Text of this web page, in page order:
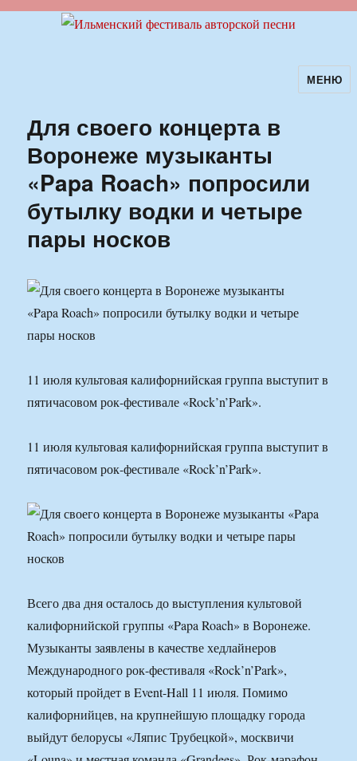
Ильменский фестиваль авторскойМЕНЮ
Для своего концерта в
Воронеже музыканты
«Papa Roach» попросили
бутылку водки и четыре
пары носков
11 июля культовая калифорнийская группа выступит в
пятичасовом рок-фестивале «Rock’n’Park».
11 июля культовая калифорнийская группа выступит в
пятичасовом рок-фестивале «Rock’n’Park».
Всего два дня осталось до выступления культовой
калифорнийской группы «Papa Roach» в Воронеже.
Музыканты заявлены в качестве хедлайнеров
Международного рок-фестиваля «Rock’n’Park»,
который пройдет в Event-Hall 11 июля. Помимо
калифорнийцев, на крупнейшую площадку города
выйдут белорусы «Ляпис Трубецкой», москвичи